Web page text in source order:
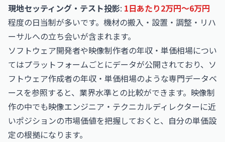
現地セッティング・テスト投影: 1日あたり2万円〜6万円
程度の日当制が多いです。機材の搬入・設置・調整・リハ
ーサルへの立ち会いが含まれます。
ソフトウェア開発者や映像制作者の年収・単価相場につい
てはプラットフォームごとにデータが公開されており、 ソ
フトウェア作成者の年収・単価相場のような専門データベ
ースを参照すると、業界水準との比較ができます。映像制
作の中でも映像エンジニア・テクニカルディレクターに近
いポジションの市場価値を把握しておくと、自分の単価設
定の根拠になります。